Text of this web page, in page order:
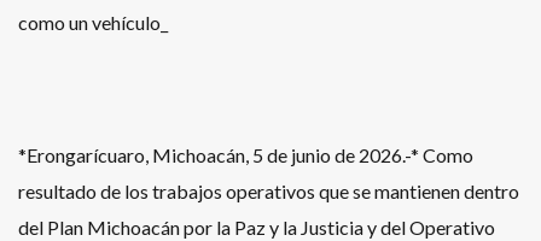
como un vehículo_
*Erongarícuaro, Michoacán, 5 de junio de 2026.-* Como
resultado de los trabajos operativos que se mantienen dentro
del Plan Michoacán por la Paz y la Justicia y del Operativo